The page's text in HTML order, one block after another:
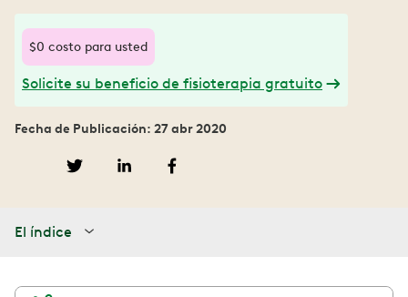
$0 costo para usted
Solicite su beneficio de fisioterapia gratuito
Fecha de Publicación: 27 abr 2020
El índice